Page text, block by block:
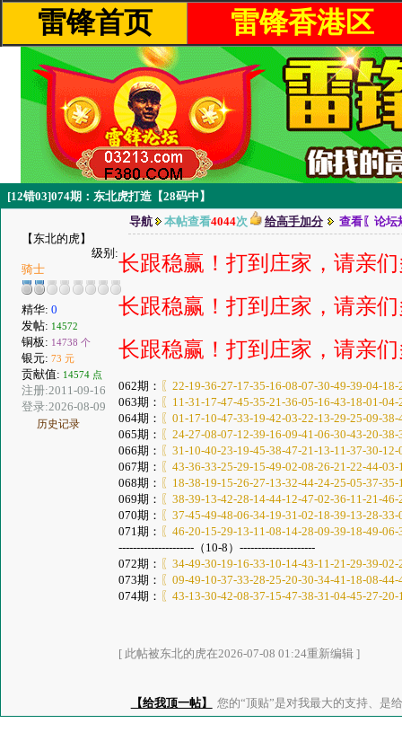
雷锋首页 雷锋香港区
[12错03]074期：东北虎打造【28码中】
【东北的虎】
级别:
骑士
精华: 0
发帖: 14572
铜板: 14738 个
银元: 73 元
贡献值: 14574 点
注册:2011-09-16
登录:2026-08-09
历史记录
导航 本帖查看4044次 给高手加分 查看〖论坛
长跟稳赢！打到庄家，请亲
长跟稳赢！打到庄家，请亲
长跟稳赢！打到庄家，请亲
062期： 〖22-19-36-27-17-35-16-08-07-30-49-39-04-
063期： 〖11-31-17-47-45-35-21-36-05-16-43-18-01-
064期： 〖01-17-10-47-33-19-42-03-22-13-29-25-09-
065期： 〖24-27-08-07-12-39-16-09-41-06-30-43-20-
066期： 〖31-10-40-23-19-45-38-47-21-13-11-37-30-
067期： 〖43-36-33-25-29-15-49-02-08-26-21-22-44-
068期： 〖18-38-19-15-26-27-13-32-44-24-25-05-37-
069期： 〖38-39-13-42-28-14-44-12-47-02-36-11-21-
070期： 〖37-45-49-48-06-34-19-31-02-18-39-13-28-
071期： 〖46-20-15-29-13-11-08-14-28-09-39-18-49-
---------------------（10-8）---------------------
072期： 〖34-49-30-19-16-33-10-14-43-11-21-29-39-
073期： 〖09-49-10-37-33-28-25-20-30-34-41-18-08-
074期： 〖43-13-30-42-08-37-15-47-38-31-04-45-27-
[ 此帖被东北的虎在2026-07-08 01:24重新编辑 ]
【给我顶一帖】 您的“顶贴”是对我最大的支持、是